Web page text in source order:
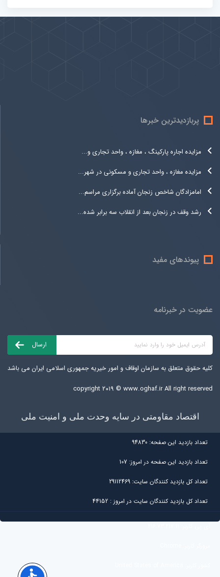
پربازدیدترین خبرها
مزایده اجاره پارکینگ ، مغازه ، واحد تجاری و...
مزایده مغازه ، واحد تجاری و مسکونی در شهر...
امامزادگان شاخص زنجان آماده برگزاری مراسم...
رشد وقف در زنجان بعد از انقلاب سه برابر شده...
پیوندهای مفید
عضویت در خبرنامه
کلیه حقوق متعلق به سازمان اوقاف و امور خیریه جمهوری اسلامی ایران می باشد
copyright ۲۰۱۹ © www.oghaf.irAll right reserved
اقتصاد مقاومتی در سایه وحدت ملی و امنیت ملی
تعداد بازديد اين صفحه: 94830
تعداد بازديد اين صفحه در امروز: 107
تعداد کل بازديد کنندگان سايت: 29112469
تعداد کل بازديد کنندگان سایت در امروز : 44152